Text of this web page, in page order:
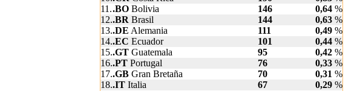
11..BO Bolivia 146 0,64 %
12..BR Brasil 144 0,63 %
13..DE Alemania 111 0,49 %
14..EC Ecuador 101 0,44 %
15..GT Guatemala 95 0,42 %
16..PT Portugal 76 0,33 %
17..GB Gran Bretaña 70 0,31 %
18..IT Italia 67 0,29 %